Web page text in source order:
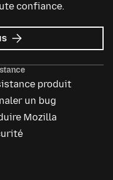
confiance.
sur
Mozilla
produit
un bug
Mozilla